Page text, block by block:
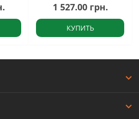
1 527.00 грн.
КУПИТЬ